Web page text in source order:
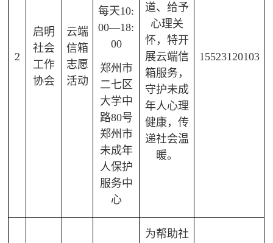
2
启明
社会
工作
协会
云端
信箱
志愿
活动
每天10:
00—18:
00
郑州市
二七区
大学中
路80号
郑州市
未成年
人保护
服务中
心
道、给予
心理关
怀，特开
展云端信
箱服务，
守护未成
年人心理
健康，传
递社会温
暖。
15523120103
为帮助社